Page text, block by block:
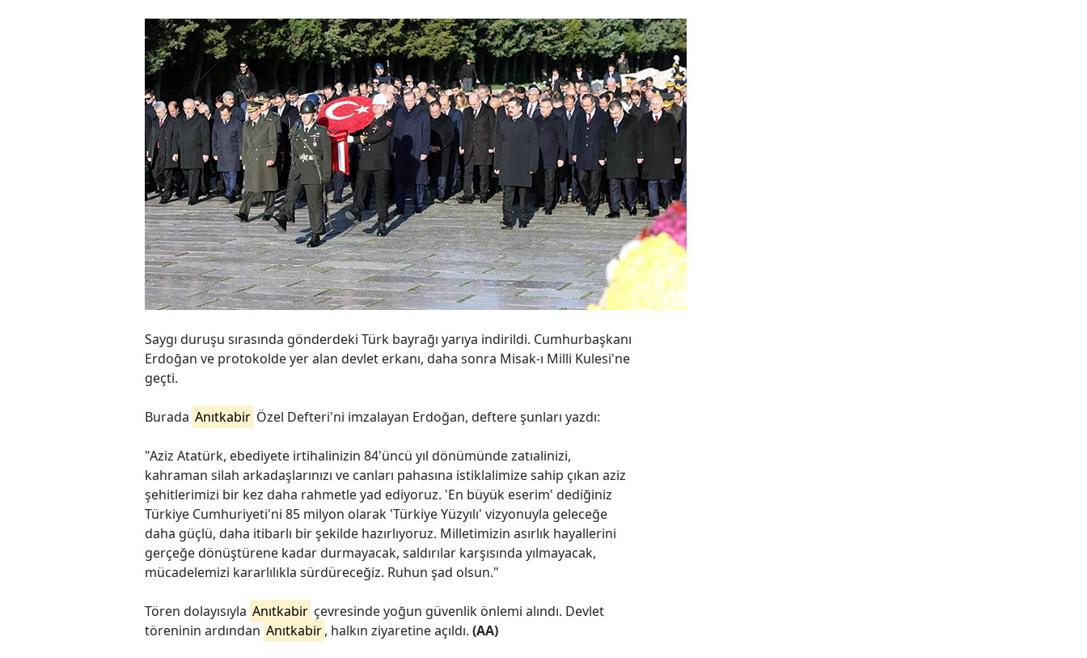
Saygı duruşu sırasında gönderdeki Türk bayrağı yarıya indirildi. Cumhurbaşkanı
Erdoğan ve protokolde yer alan devlet erkanı, daha sonra Misak-ı Milli Kulesi'ne
geçti.
Burada Anıtkabir Özel Defteri'ni imzalayan Erdoğan, deftere şunları yazdı:
"Aziz Atatürk, ebediyete irtihalinizin 84'üncü yıl dönümünde zatıalinizi,
kahraman silah arkadaşlarınızı ve canları pahasına istiklalimize sahip çıkan aziz
şehitlerimizi bir kez daha rahmetle yad ediyoruz. 'En büyük eserim' dediğiniz
Türkiye Cumhuriyeti'ni 85 milyon olarak 'Türkiye Yüzyılı' vizyonuyla geleceğe
daha güçlü, daha itibarlı bir şekilde hazırlıyoruz. Milletimizin asırlık hayallerini
gerçeğe dönüştürene kadar durmayacak, saldırılar karşısında yılmayacak,
mücadelemizi kararlılıkla sürdüreceğiz. Ruhun şad olsun."
Tören dolayısıyla Anıtkabir çevresinde yoğun güvenlik önlemi alındı. Devlet
töreninin ardından Anıtkabir, halkın ziyaretine açıldı.(AA)